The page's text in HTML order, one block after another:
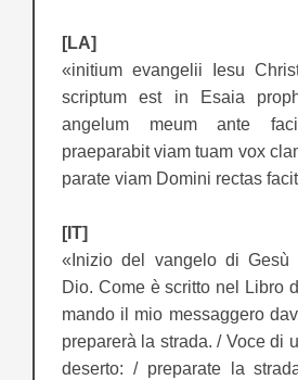
[LA]
«initium evangelii Iesu
scriptum est in Esaia
angelum meum ante
praeparabit viam tuam vox
parate viam Domini rectas
[IT]
«Inizio del vangelo di Gesù
Dio. Come è scritto nel Libro
mando il mio messaggero
preparerà la strada. / Voce di
deserto: / preparate la